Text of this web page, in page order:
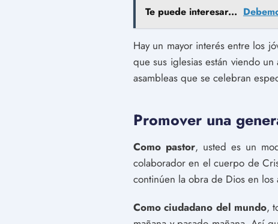
Te puede interesar...
Hay un mayor interés entre los
que sus iglesias están viendo
asambleas que se celebran
Promover una
Como pastor, usted es un
colaborador en el cuerpo de
continúen la obra de Dios en los
Como ciudadano del mundo,